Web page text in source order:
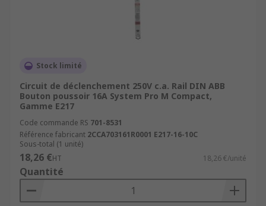
Stock limité
Circuit de déclenchement 250V c.a. Rail DIN ABB
Bouton poussoir 16A System Pro M Compact,
Gamme E217
Code commande RS 701-8531
Référence fabricant 2CCA703161R0001 E217-16-10C
Sous-total (1 unité)
18,26 €HT 18,26 €/unité
Quantité